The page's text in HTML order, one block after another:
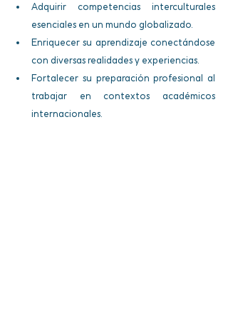
Adquirir competencias interculturales
esenciales en un mundo globalizado.
Enriquecer su aprendizaje conectándose
con diversas realidades y experiencias.
Fortalecer su preparación profesional al
trabajar en contextos académicos
internacionales.